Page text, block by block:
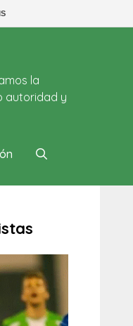
la
autoridad y